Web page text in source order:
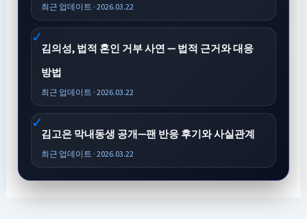
최근 업데이트 · 2026.03.22
김의성, 법적 혼인 거부 사연 — 법적 근거와 대응
방법
최근 업데이트 · 2026.03.22
김고은 막내동생 공개—팬 반응 후기와 사실관계
최근 업데이트 · 2026.03.22